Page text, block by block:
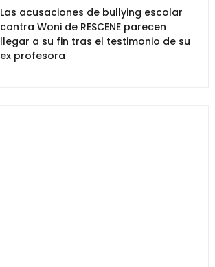
Las acusaciones de bullying escolar
contra Woni de RESCENE parecen
llegar a su fin tras el testimonio de su
ex profesora